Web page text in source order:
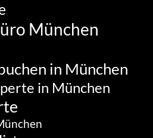
München
in München
in München